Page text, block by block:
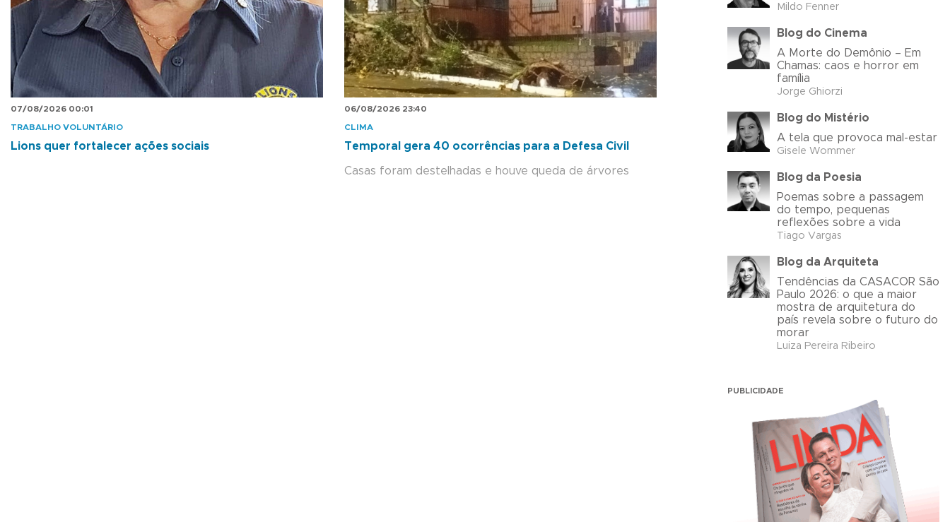
07/08/2026 00:01
TRABALHO VOLUNTÁRIO
Lions quer fortalecer ações sociais
06/08/2026 23:40
CLIMA
Temporal gera 40 ocorrências para a Defesa Civil
Casas foram destelhadas e houve queda de árvores
Mildo Fenner
Blog do Cinema
A Morte do Demônio – Em
Chamas: caos e horror em
família
Jorge Ghiorzi
Blog do Mistério
A tela que provoca mal-estar
Gisele Wommer
Blog da Poesia
Poemas sobre a passagem
do tempo, pequenas
reflexões sobre a vida
Tiago Vargas
Blog da Arquiteta
Tendências da CASACOR São
Paulo 2026: o que a maior
mostra de arquitetura do
país revela sobre o futuro do
morar
Luiza Pereira Ribeiro
PUBLICIDADE